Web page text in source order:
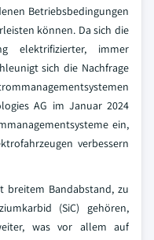
Betriebsbedingungen
können. Da sich die
elektrifizierter, immer
sich die Nachfrage
AG im Januar 2024
ein,
verbessern
breitem Bandabstand, zu
(SiC) gehören,
was vor allem auf